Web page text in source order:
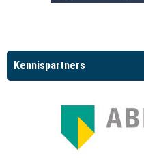
Kennispartners